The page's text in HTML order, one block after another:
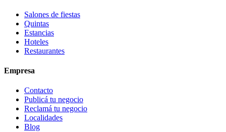
Salones de fiestas
Quintas
Estancias
Hoteles
Restaurantes
Empresa
Contacto
Publicá tu negocio
Reclamá tu negocio
Localidades
Blog